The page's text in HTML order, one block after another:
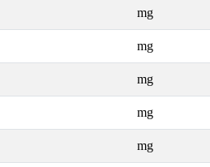
mg
mg
mg
mg
mg